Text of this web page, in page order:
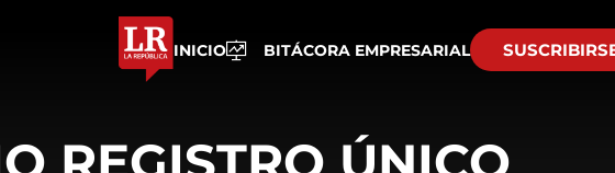
INICIO BITÁCORA EMPRESARIAL